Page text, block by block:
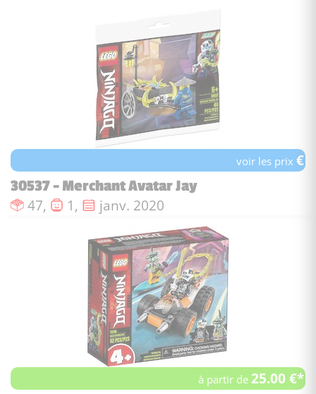
voir les prix€
30537 - Merchant Avatar Jay
Nombre de pièces :
47, Nombre de figurines :
1, Date de sortie :
janv. 2020
à partir de25.00 €*